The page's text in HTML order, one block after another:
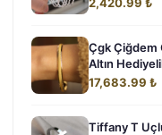
Çgk Çiğdem
Altın
17,683.99 ₺
Tiffany T